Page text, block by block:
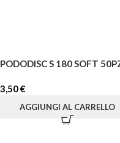
PODODISC S 180 SOFT
3,50€
AGGIUNGI AL CARRELLO